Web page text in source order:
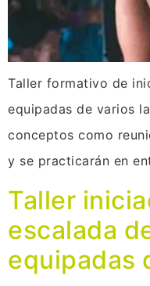
Taller formativo de
equipadas de varios
conceptos como
y se practicarán en
Taller
escalada
equipadas